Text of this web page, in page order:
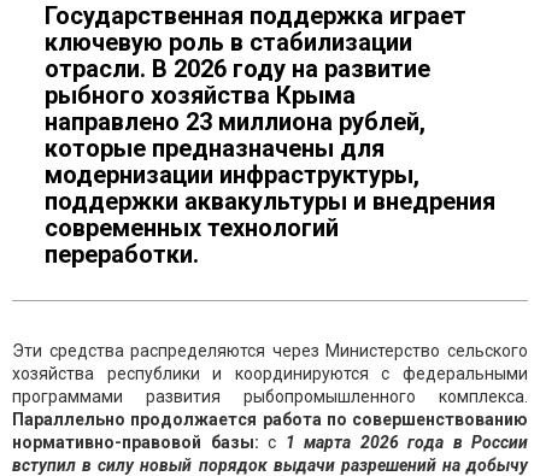
Государственная поддержка играет
ключевую роль в стабилизации
отрасли. В 2026 году на развитие
рыбного хозяйства Крыма
направлено 23 миллиона рублей,
которые предназначены для
модернизации инфраструктуры,
поддержки аквакультуры и внедрения
современных технологий
переработки.
Эти средства распределяются через Министерство сельского
хозяйства республики и координируются с федеральными
программами развития рыбопромышленного комплекса.
Параллельно продолжается работа по совершенствованию
нормативно-правовой базы: с 1 марта 2026 года в России
вступил в силу новый порядок выдачи разрешений на добычу